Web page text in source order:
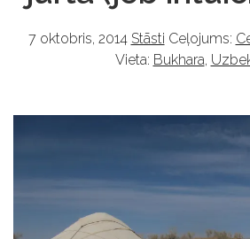
7 oktobris, 2014 Stāsti Ceļojums:
Vieta: Bukhara,